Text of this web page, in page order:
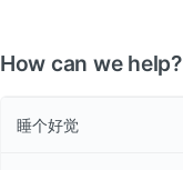
How can we help?
睡个好觉